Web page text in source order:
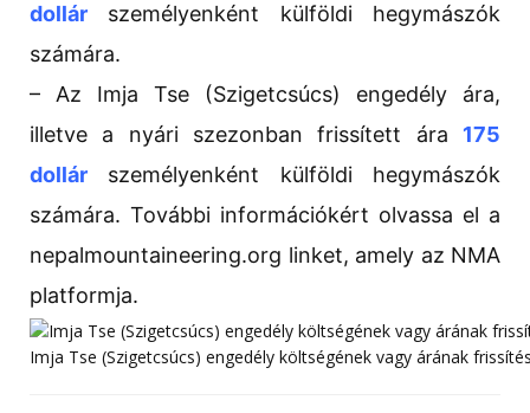
dollár személyenként külföldi hegymászók
számára.
– Az Imja Tse (Szigetcsúcs) engedély ára,
illetve a nyári szezonban frissített ára 175
dollár személyenként külföldi hegymászók
számára. További információkért olvassa el a
nepalmountaineering.org linket, amely az NMA
platformja.
Imja Tse (Szigetcsúcs) engedély költségének vagy árának